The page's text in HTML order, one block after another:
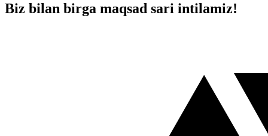
Biz bilan birga maqsad sari intilamiz!